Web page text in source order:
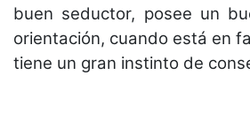
buen seductor, posee un
orientación, cuando está en
tiene un gran instinto de